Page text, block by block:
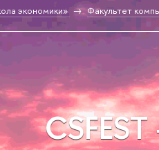
экономики» Факультет